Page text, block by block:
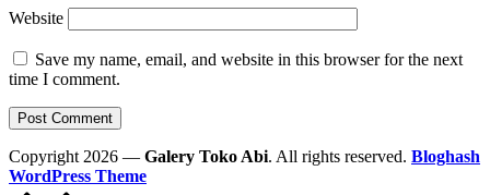
Website
Save my name, email, and website in this browser for the next
time I comment.
Copyright 2026 — Galery Toko Abi. All rights reserved. Bloghash
WordPress Theme